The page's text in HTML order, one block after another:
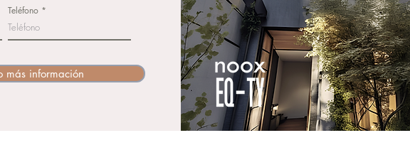
Teléfono
más información